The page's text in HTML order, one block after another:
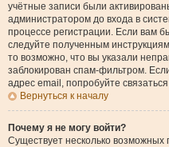
учётные записи были
администратором до входа в
процессе регистрации. Если вам
следуйте полученным
то возможно, что вы указали
заблокирован спам-фильтром.
адрес email, попробуйте
Вернуться к началу
Почему я не могу войти?
Существует несколько возможных